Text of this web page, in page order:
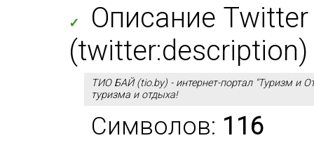
✓
Описание
(twitter:description)
ТИО БАЙ (tio.by) - интернет-портал "Туризм и
туризма и отдыха!
Символов: 116